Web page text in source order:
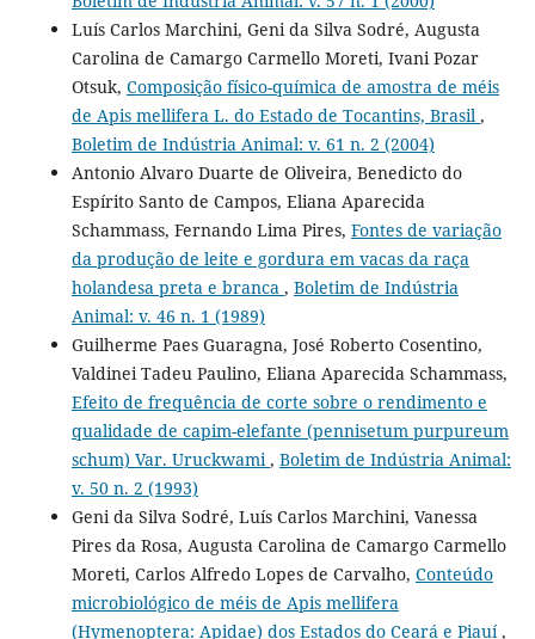
Luís Carlos Marchini, Geni da Silva Sodré, Augusta
Carolina de Camargo Carmello Moreti, Ivani Pozar
Otsuk, Composição físico-química de amostra de méis
de Apis mellifera L. do Estado de Tocantins, Brasil ,
Boletim de Indústria Animal: v. 61 n. 2 (2004)
Antonio Alvaro Duarte de Oliveira, Benedicto do
Espírito Santo de Campos, Eliana Aparecida
Schammass, Fernando Lima Pires, Fontes de variação
da produção de leite e gordura em vacas da raça
holandesa preta e branca , Boletim de Indústria
Animal: v. 46 n. 1 (1989)
Guilherme Paes Guaragna, José Roberto Cosentino,
Valdinei Tadeu Paulino, Eliana Aparecida Schammass,
Efeito de frequência de corte sobre o rendimento e
qualidade de capim-elefante (pennisetum purpureum
schum) Var. Uruckwami , Boletim de Indústria Animal:
v. 50 n. 2 (1993)
Geni da Silva Sodré, Luís Carlos Marchini, Vanessa
Pires da Rosa, Augusta Carolina de Camargo Carmello
Moreti, Carlos Alfredo Lopes de Carvalho, Conteúdo
microbiológico de méis de Apis mellifera
(Hymenoptera: Apidae) dos Estados do Ceará e Piauí,